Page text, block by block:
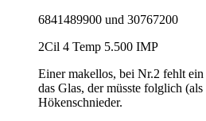
6841489900 und 30767200
2Cil 4 Temp 5.500 IMP
Einer makellos, bei Nr.2 fehlt
das Glas, der müsste folglich
Hökenschnieder.